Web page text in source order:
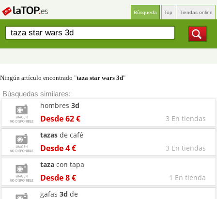
Búsqueda Top Tiendas online
Ningún artículo encontrado "taza star wars 3d"
Búsquedas similares:
Desde 62 € 3 En tiendas
hombres 3d
Desde 4 € 3 En tiendas
tazas de café
Desde 8 € 1 En tienda
taza con tapa
gafas 3d de